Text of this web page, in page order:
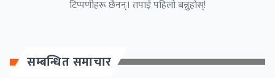
टिप्पणीहरू छैनन्। तपाईं पहिलो बन्नुहोस्!
सम्बन्धित समाचार